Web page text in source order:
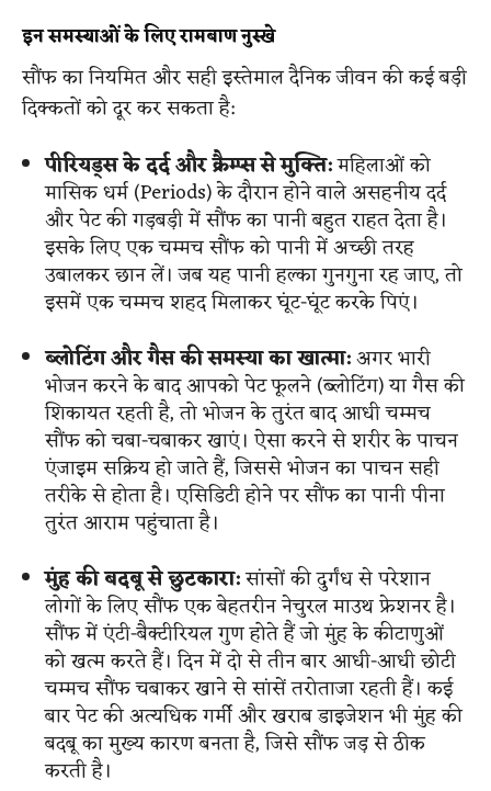
इन समस्याओं के लिए रामबाण नुस्खे
सौंफ का नियमित और सही इस्तेमाल दैनिक जीवन की कई बड़ी
दिक्कतों को दूर कर सकता है:
पीरियड्स के दर्द और क्रैम्प्स से मुक्ति:महिलाओं को
मासिक धर्म (Periods) के दौरान होने वाले असहनीय दर्द
और पेट की गड़बड़ी में सौंफ का पानी बहुत राहत देता है।
इसके लिए एक चम्मच सौंफ को पानी में अच्छी तरह
उबालकर छान लें। जब यह पानी हल्का गुनगुना रह जाए, तो
इसमें एक चम्मच शहद मिलाकर घूंट-घूंट करके पिएं।
ब्लोटिंग और गैस की समस्या का खात्मा:अगर भारी
भोजन करने के बाद आपको पेट फूलने (ब्लोटिंग) या गैस की
शिकायत रहती है, तो भोजन के तुरंत बाद आधी चम्मच
सौंफ को चबा-चबाकर खाएं। ऐसा करने से शरीर के पाचन
एंजाइम सक्रिय हो जाते हैं, जिससे भोजन का पाचन सही
तरीके से होता है। एसिडिटी होने पर सौंफ का पानी पीना
तुरंत आराम पहुंचाता है।
मुंह की बदबू से छुटकारा:सांसों की दुर्गंध से परेशान
लोगों के लिए सौंफ एक बेहतरीन नेचुरल माउथ फ्रेशनर है।
सौंफ में एंटी-बैक्टीरियल गुण होते हैं जो मुंह के कीटाणुओं
को खत्म करते हैं। दिन में दो से तीन बार आधी-आधी छोटी
चम्मच सौंफ चबाकर खाने से सांसें तरोताजा रहती हैं। कई
बार पेट की अत्यधिक गर्मी और खराब डाइजेशन भी मुंह की
बदबू का मुख्य कारण बनता है, जिसे सौंफ जड़ से ठीक
करती है।